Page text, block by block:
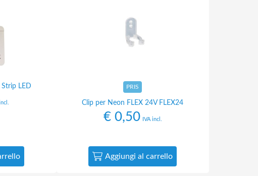
LED PRIS
Clip per Neon FLEX 24V FLEX24
€0,50 IVA incl.
Aggiungi al carrello